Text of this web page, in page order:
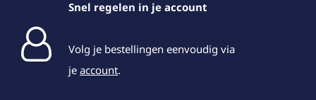
Snel regelen in je account
Volg je bestellingen eenvoudig via
je account.